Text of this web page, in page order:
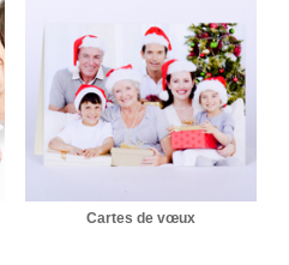
Cartes de vœux